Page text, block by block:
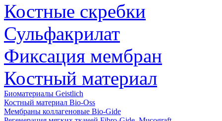
Костные скребки
Сульфакрилат
Фиксация мембран
Костный материал
Биоматериалы Geistlich
Костный материал Bio-Oss
Мембраны коллагеновые Bio-Gide